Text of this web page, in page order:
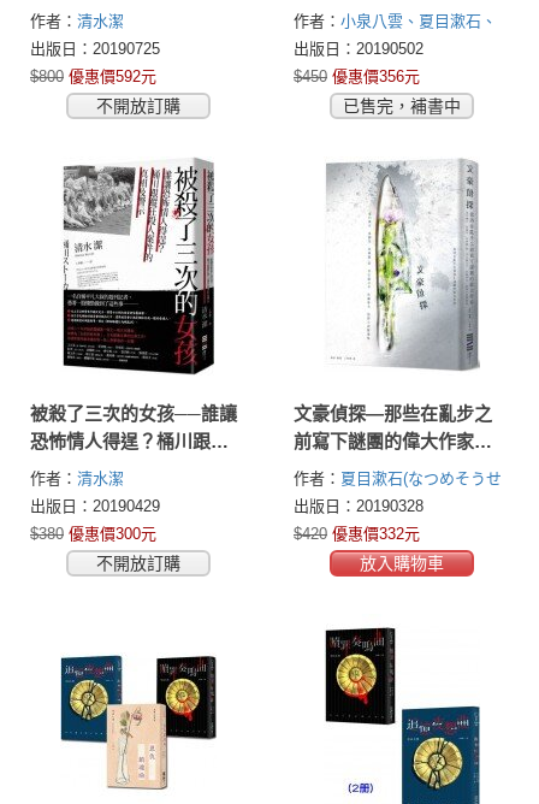
作者： 清水潔
出版日：20190725
$800 優惠價592元
不開放訂購
雲‧夏目漱石‧泉鏡花‧
佐藤春夫‧太宰治怪談精
選集（隨書附贈裝幀大師
祖父江慎跨海協力封面海
作者： 小泉八雲、夏目漱石、
泉鏡花、佐藤春夫、太宰治
出版日：20190502
$450 優惠價356元
已售完，補書中
被殺了三次的女孩──誰讓
恐怖情人得逞？桶川跟蹤
狂殺人案件的真相及警示
作者： 清水潔
出版日：20190429
$380 優惠價300元
不開放訂購
文豪偵探—那些在亂步之
前寫下謎團的偉大作家：
夏目漱石、泉鏡花、谷崎
潤一郎、芥川龍之介、佐
藤春夫偵探小說精選集
（日本知名平面設計師森
本千繪跨海協力封面）
作者： 夏目漱石(なつめそうせ
き(Natsume Soseki))
崎潤一郎芥川龍之介
(Akutagawa Ryūnosuke)佐藤
曲辰
出版日：20190328
$420 優惠價332元
放入購物車